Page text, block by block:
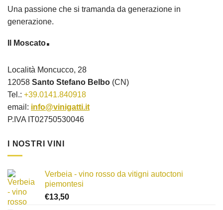
Una passione che si tramanda da generazione in
generazione.
Il Moscato.
Località Moncucco, 28
12058 Santo Stefano Belbo (CN)
Tel.: +39.0141.840918
email: info@vinigatti.it
P.IVA IT02750530046
I NOSTRI VINI
Verbeia - vino rosso da vitigni autoctoni
piemontesi
€13,50